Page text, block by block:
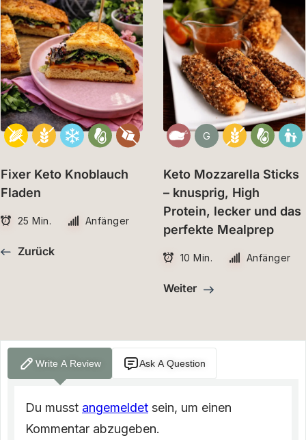
Fixer Keto Knoblauch
Fladen
25 Min. Anfänger
Zurück
G
Keto Mozzarella Sticks
– knusprig, High
Protein, lecker und das
perfekte Mealprep
10 Min. Anfänger
Weiter
Write A Review Ask A Question
Du musst angemeldet sein, um einen
Kommentar abzugeben.